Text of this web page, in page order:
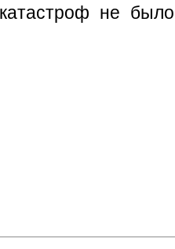
не